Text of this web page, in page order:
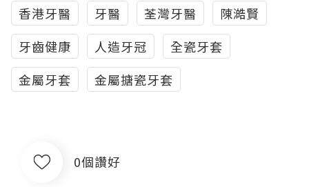
香港牙醫 牙醫 荃灣牙醫
陳澔賢
牙齒健康
人造牙冠
全瓷牙套
金屬牙套
金屬搪瓷牙套
0個讚好